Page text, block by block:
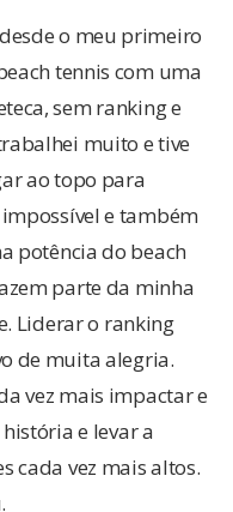
o meu primeiro
tennis com uma
sem ranking e
muito e tive
ao topo para
e também
potência do beach
parte da minha
Liderar o ranking
de muita alegria.
vez mais impactar e
e levar a
cada vez mais altos.